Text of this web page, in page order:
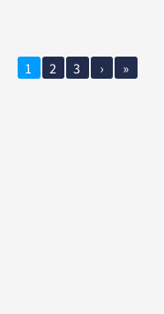
1 2 3 › »